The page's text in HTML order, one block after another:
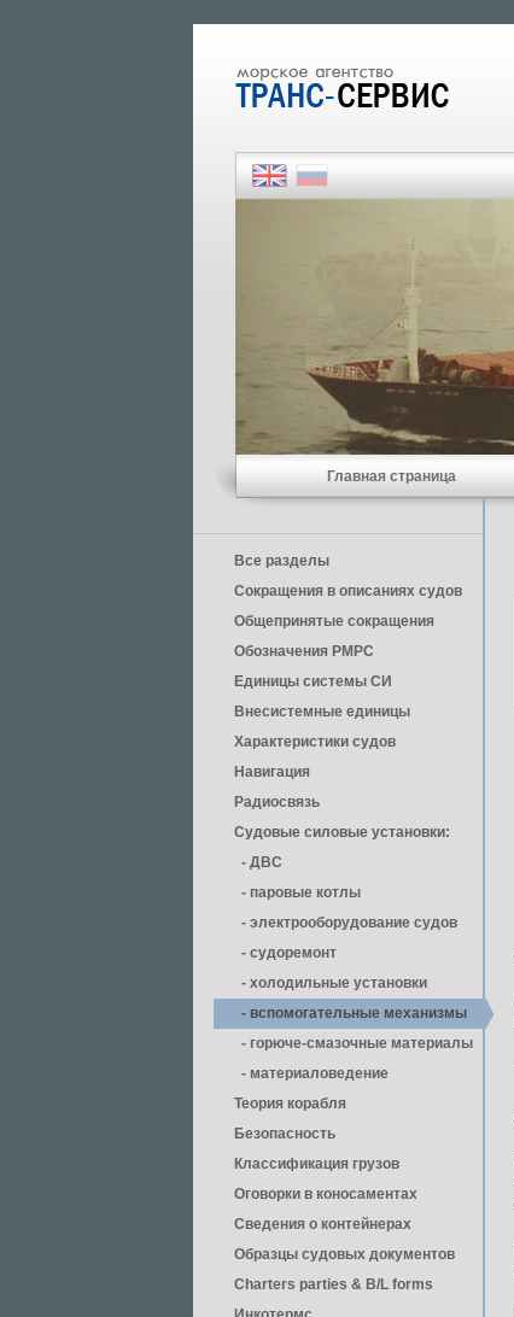
Главная страница
Все разделы
Сокращения в описаниях судов
Общепринятые сокращения
Обозначения РМРС
Единицы cистемы СИ
Внесистемные единицы
Характеристики судов
Навигация
Радиосвязь
Судовые силовые установки:
- ДВС
- паровые котлы
- электрооборудование судов
- cудоремонт
- холодильные установки
- вспомогательные механизмы
- горюче-смазочные материалы
- материаловедение
Теория корабля
Безопасность
Классификация грузов
Оговорки в коносаментах
Сведения о контейнерах
Образцы судовых документов
Charters parties & B/L forms